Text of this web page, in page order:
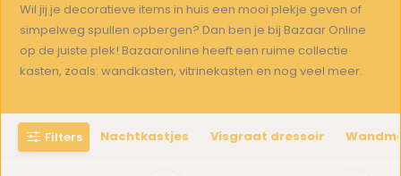
Wil jij je decoratieve items in huis een mooi plekje geven of
simpelweg spullen opbergen? Dan ben je bij Bazaar Online
op de juiste plek! Bazaaronline heeft een ruime collectie
kasten, zoals: wandkasten, vitrinekasten en nog veel meer.
Filters Nachtkastjes Visgraat dressoir